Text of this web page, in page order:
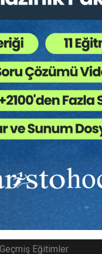
Ders Kitapları,
olumsuzluklara
sevk etmiştir.
SSS
Geçmiş Eğitimler